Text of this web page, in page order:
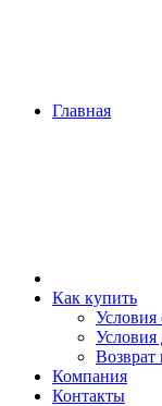
Главная
Как купить
Условия
Условия
Возврат
Компания
Контакты